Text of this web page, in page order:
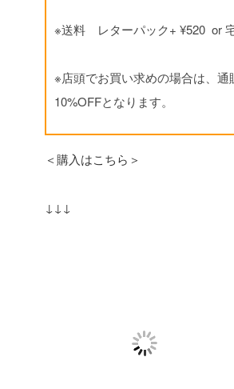
※送料 レターパック+ ¥520 or
※店頭でお買い求めの場合は、通
10%OFFとなります。
＜購入はこちら＞
↓↓↓